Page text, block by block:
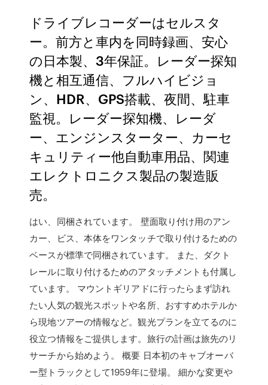
ドライブレコーダーはセルスタ
ー。前方と車内を同時録画、安心
の日本製、3年保証。レーダー探知
機と相互通信、フルハイビジョ
ン、HDR、GPS搭載、夜間、駐車
監視。レーダー探知機、レーダ
ー、エンジンスターター、カーセ
キュリティー他自動車用品、関連
エレクトロニクス製品の製造販
売。
はい、同梱されています。 壁面取り付け用のアン
カー、ビス、本体をワンタッチで取り付けるための
ベースが標準で同梱されています。 また、ダクト
レールに取り付けるためのアタッチメントも付属し
ています。 マウントギリアドに行ったらまず訪れ
たい人気の観光スポットや名所、おすすめホテルか
ら現地ツアーの情報など。観光プランを立てるのに
役立つ情報をご提供します。旅行の計画は旅先のリ
サーチから始めよう。 概要 日本初のキャブオーバ
ー型トラックとして1959年に登場。 細かな変更や